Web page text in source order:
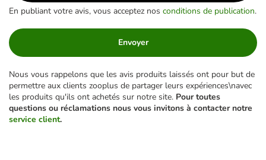
En publiant votre avis, vous acceptez nos conditions de publication.
Envoyer
Nous vous rappelons que les avis produits laissés ont pour but de
permettre aux clients zooplus de partager leurs expériences\navec
les produits qu'ils ont achetés sur notre site. Pour toutes
questions ou réclamations nous vous invitons à contacter notre
service client.